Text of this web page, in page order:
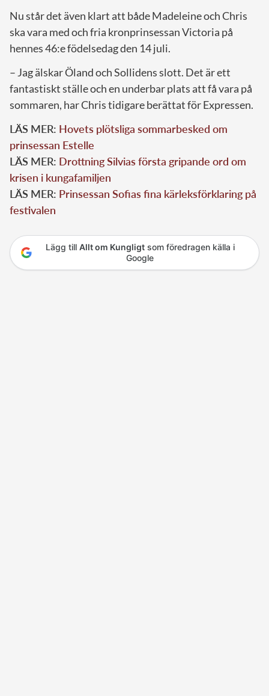
Nu står det även klart att både Madeleine och Chris
ska vara med och fria kronprinsessan Victoria på
hennes 46:e födelsedag den 14 juli.
– Jag älskar Öland och Sollidens slott. Det är ett
fantastiskt ställe och en underbar plats att få vara på
sommaren, har Chris tidigare berättat för Expressen.
LÄS MER: Hovets plötsliga sommarbesked om
prinsessan Estelle
LÄS MER: Drottning Silvias första gripande ord om
krisen i kungafamiljen
LÄS MER: Prinsessan Sofias fina kärleksförklaring på
festivalen
Lägg till Allt om Kungligtsom föredragen källa i
Google